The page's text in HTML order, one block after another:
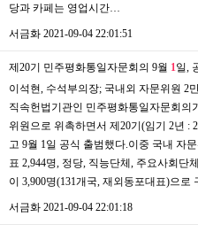
당과 카페는 영업시간…
서금화 2021-09-04 22:01:51
제20기 민주평화통일자문회의 9월 1일,
이석현, 수석부의장; 국내외 자문위원 2
직속헌법기관인 민주평화통일자문회의
위원으로 위촉하면서 제20기(임기 2년 :
고 9월 1일 공식 출범했다.이중 국내 자
표 2,944명, 정당, 직능단체, 주요사회단
이 3,900명(131개국, 재외동포대표)으
서금화 2021-09-04 22:01:18